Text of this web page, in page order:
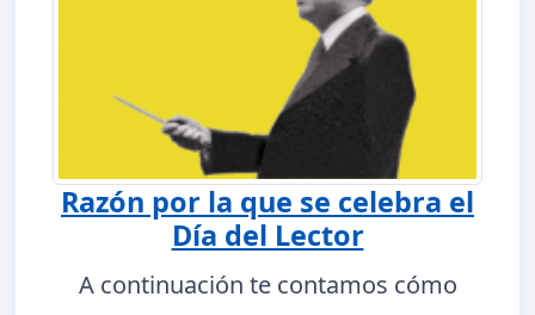
Razón por la que se celebra el
Día del Lector
A continuación te contamos cómo